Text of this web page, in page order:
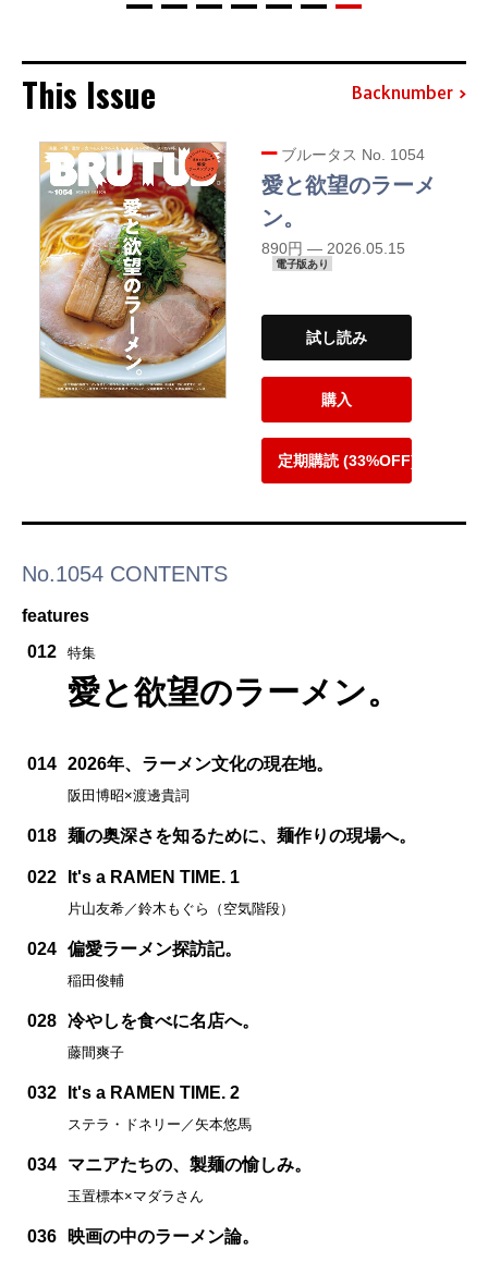
This Issue Backnumber
ブルータス No. 1054
愛と欲望のラーメ
ン。
890円 — 2026.05.15
電子版あり
試し読み
購入
定期購読 (33%OFF)
No.1054 CONTENTS
features
012
特集
愛と欲望のラーメン。
014 2026年、ラーメン文化の現在地。
阪田博昭×渡邊貴詞
018 麺の奥深さを知るために、麺作りの現場へ。
022 It's a RAMEN TIME. 1
片山友希／鈴木もぐら（空気階段）
024 偏愛ラーメン探訪記。
稲田俊輔
028 冷やしを食べに名店へ。
藤間爽子
032 It's a RAMEN TIME. 2
ステラ・ドネリー／矢本悠馬
034 マニアたちの、製麺の愉しみ。
玉置標本×マダラさん
036 映画の中のラーメン論。